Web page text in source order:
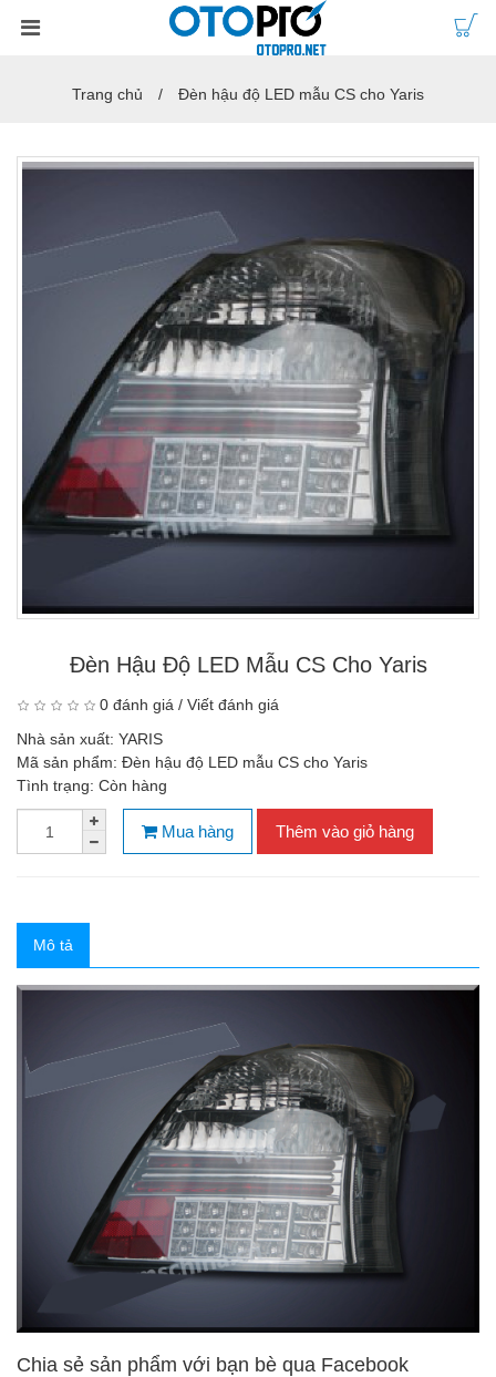
Trang chủ Đèn hậu độ LED mẫu CS cho Yaris
Đèn Hậu Độ LED Mẫu CS Cho Yaris
0 đánh giá / Viết đánh giá
Nhà sản xuất: YARIS
Mã sản phẩm: Đèn hậu độ LED mẫu CS cho Yaris
Tình trạng: Còn hàng
Mua hàng Thêm vào giỏ hàng
Mô tả
Chia sẻ sản phẩm với bạn bè qua Facebook